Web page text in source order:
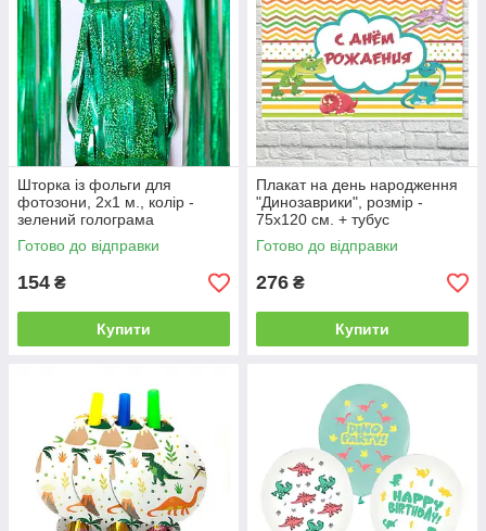
Шторка із фольги для
фотозони, 2х1 м., колір -
зелений голограма
Готово до відправки
154 ₴
Купити
Плакат на день народження
"Динозаврики", розмір -
75х120 см. + тубус
Готово до відправки
276 ₴
Купити